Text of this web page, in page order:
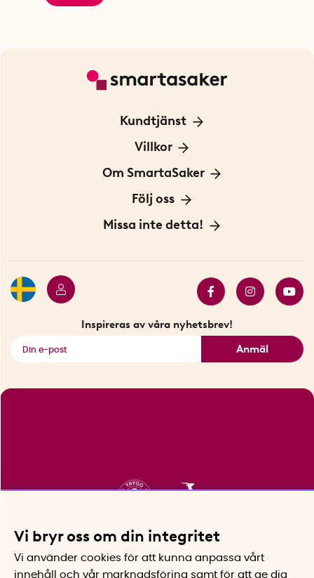
Kundtjänst
Kontakta oss
För Företag
Villkor
Frakt och leverans
Personuppgiftspolicy
Om SmartaSaker
Om oss
Vår historia
Följ oss
Blogg: Smarta tips
Missa inte detta!
Inspireras av våra nyhetsbrev!
Anmäl
Vi bryr oss om din integritet
Vi använder cookies för att kunna anpassa vårt
innehåll och vår marknadsföring samt för att ge dig